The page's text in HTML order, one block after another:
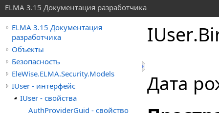
ELMA 3.15 Документация разработчика
ELMA 3.15 Документация
разработчика
Объекты
Безопасность
EleWise.ELMA.Security.Models
IUser - интерфейс
IUser - свойства
AuthProviderGuid - свойство
IUser.
Дата